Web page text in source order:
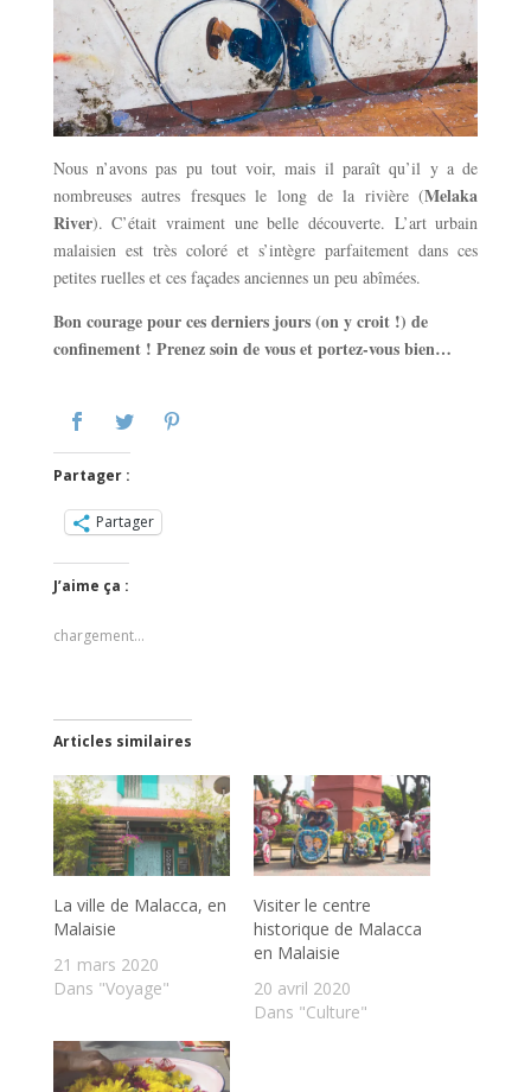
Nous n’avons pas pu tout voir, mais il paraît qu’il y a de
nombreuses autres fresques le long de la rivière (Melaka
River). C’était vraiment une belle découverte. L’art urbain
malaisien est très coloré et s’intègre parfaitement dans ces
petites ruelles et ces façades anciennes un peu abîmées.
Bon courage pour ces derniers jours (on y croit !) de
confinement ! Prenez soin de vous et portez-vous bien…
Partager :
Partager
J’aime ça :
chargement…
Articles similaires
La ville de Malacca, en
Malaisie
21 mars 2020
Dans "Voyage"
Visiter le centre
historique de Malacca
en Malaisie
20 avril 2020
Dans "Culture"